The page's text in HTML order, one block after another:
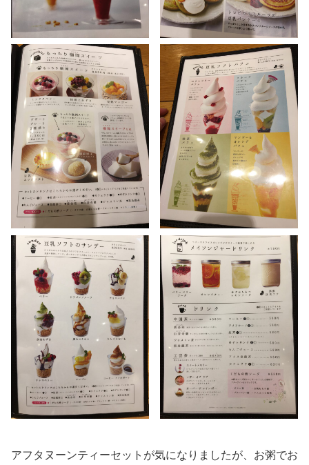
アフタヌーンティーセットが気になりましたが、お粥でお